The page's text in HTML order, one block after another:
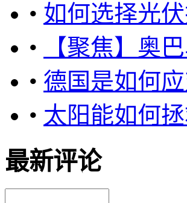
• 如何选择光
•
【聚焦】奥
• 德国是如何
• 太阳能如何
最新评论